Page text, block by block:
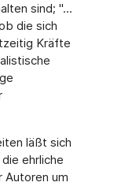
sind; "...
die sich
Kräfte
läßt sich
ehrliche
Autoren um